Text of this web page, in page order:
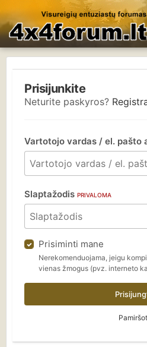
Prisijunkite
Neturite paskyros?
Vartotojo vardas / el. pašto
Slaptažodis PRIVALOMA
Prisiminti mane
Nerekomenduojama, jeigu
vienas žmogus (pvz. interneto